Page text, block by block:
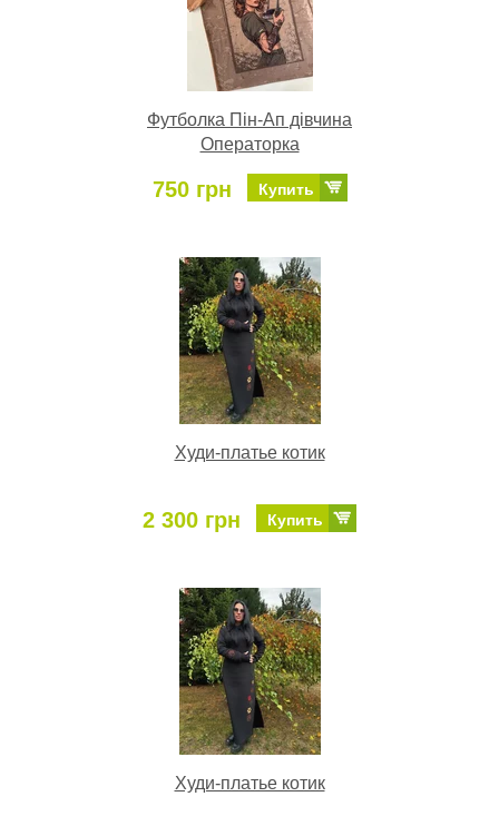
Футболка Пін-Ап дівчина
Операторка
750 грн Купить
Худи-платье котик
2 300 грн Купить
Худи-платье котик